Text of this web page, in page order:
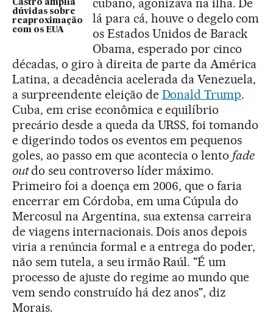
Castro amplia
dúvidas sobre
reaproximação
com os EUA
cubano, agonizava na ilha. De
lá para cá, houve o degelo com
os Estados Unidos de Barack
Obama, esperado por cinco
décadas, o giro à direita de parte da América
Latina, a decadência acelerada da Venezuela,
a surpreendente eleição de Donald Trump.
Cuba, em crise econômica e equilíbrio
precário desde a queda da URSS, foi tomando
e digerindo todos os eventos em pequenos
goles, ao passo em que acontecia o lento fade
outdo seu controverso líder máximo.
Primeiro foi a doença em 2006, que o faria
encerrar em Córdoba, em uma Cúpula do
Mercosul na Argentina, sua extensa carreira
de viagens internacionais. Dois anos depois
viria a renúncia formal e a entrega do poder,
não sem tutela, a seu irmão Raúl. "É um
processo de ajuste do regime ao mundo que
vem sendo construído há dez anos", diz
Morais.